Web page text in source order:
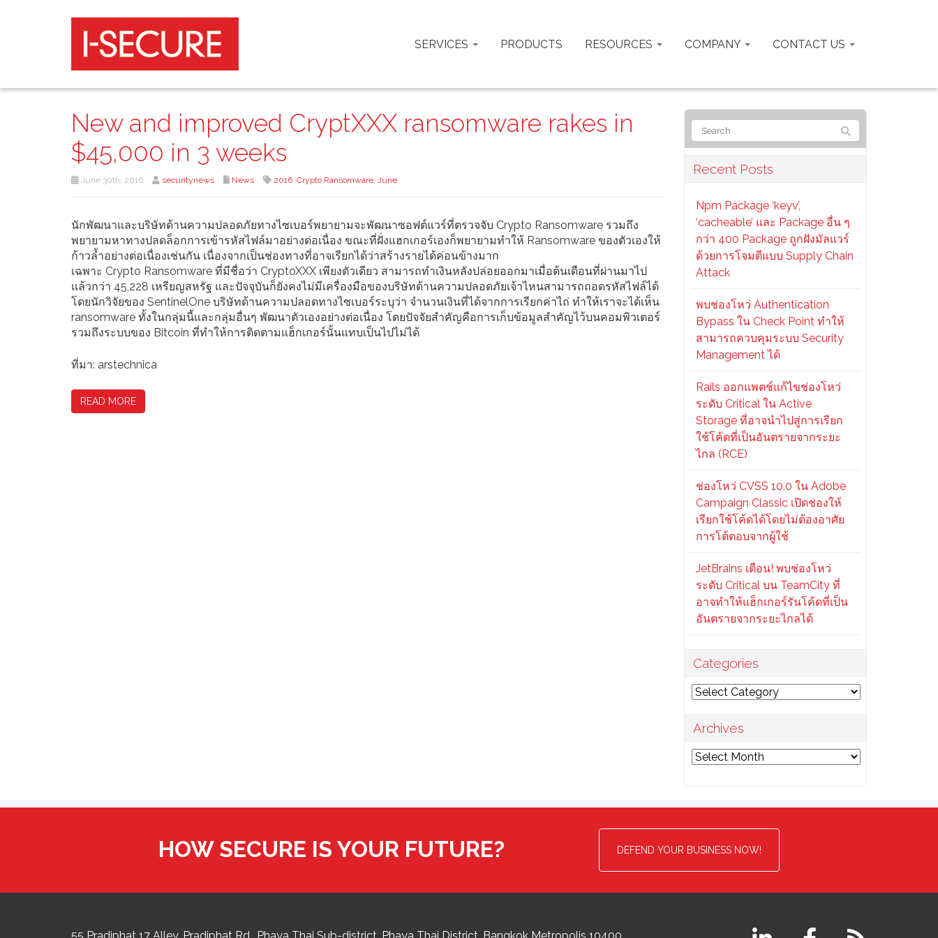
SERVICES PRODUCTS RESOURCES COMPANY CONTACT US
New and improved CryptXXX ransomware rakes in
$45,000 in 3 weeks
June 30th, 2016 securitynews News 2016, Crypto Ransomware, June
นักพัฒนาและบริษัทด้านความปลอดภัยทางไซเบอร์พยายามจะพัฒนาซอฟต์แวร์ที่ตรวจจับ Crypto Ransomware รวมถึง
พยายามหาทางปลดล็อกการเข้ารหัสไฟล์มาอย่างต่อเนื่อง ขณะที่ฝั่งแฮกเกอร์เองก็พยายามทำให้ Ransomware ของตัวเองให้
ก้าวล้ำอย่างต่อเนื่องเช่นกัน เนื่องจากเป็นช่องทางที่อาจเรียกได้ว่าสร้างรายได้ค่อนข้างมาก
เฉพาะ Crypto Ransomware ที่มีชื่อว่า CryptoXXX เพียงตัวเดียว สามารถทำเงินหลังปล่อยออกมาเมื่อต้นเดือนที่ผ่านมาไป
แล้วกว่า 45,228 เหรียญสหรัฐ และปัจจุบันก็ยังคงไม่มีเครื่องมือของบริษัทด้านความปลอดภัยเจ้าไหนสามารถถอดรหัสไฟล์ได้
โดยนักวิจัยของ SentinelOne บริษัทด้านความปลอดทางไซเบอร์ระบุว่า จำนวนเงินที่ได้จากการเรียกค่าไถ่ ทำให้เราจะได้เห็น
ransomware ทั้งในกลุ่มนี้และกลุ่มอื่นๆ พัฒนาตัวเองอย่างต่อเนื่อง โดยปัจจัยสำคัญคือการเก็บข้อมูลสำคัญไว้บนคอมพิวเตอร์
รวมถึงระบบของ Bitcoin ที่ทำให้การติดตามแฮ็กเกอร์นั้นแทบเป็นไปไม่ได้
ที่มา: arstechnica
READ MORE
Recent Posts
Npm Package ‘keyv’,
‘cacheable’ และ Package อื่น ๆ
กว่า 400 Package ถูกฝังมัลแวร์
ด้วยการโจมตีแบบ Supply Chain
Attack
พบช่องโหว่ Authentication
Bypass ใน Check Point ทำให้
สามารถควบคุมระบบ Security
Management ได้
Rails ออกแพตช์แก้ไขช่องโหว่
ระดับ Critical ใน Active
Storage ที่อาจนำไปสู่การเรียก
ใช้โค้ดที่เป็นอันตรายจากระยะ
ไกล (RCE)
ช่องโหว่ CVSS 10.0 ใน Adobe
Campaign Classic เปิดช่องให้
เรียกใช้โค้ดได้โดยไม่ต้องอาศัย
การโต้ตอบจากผู้ใช้
JetBrains เตือน! พบช่องโหว่
ระดับ Critical บน TeamCity ที่
อาจทำให้แฮ็กเกอร์รันโค้ดที่เป็น
อันตรายจากระยะไกลได้
Categories
Categories
Archives
Archives
HOW SECURE IS YOUR FUTURE? DEFEND YOUR BUSINESS NOW!